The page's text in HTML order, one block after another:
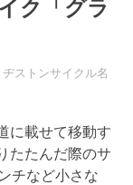
ク「グラ
ヂストンサイクル名
に載せて移動す
たたんだ際のサ
チなど小さな